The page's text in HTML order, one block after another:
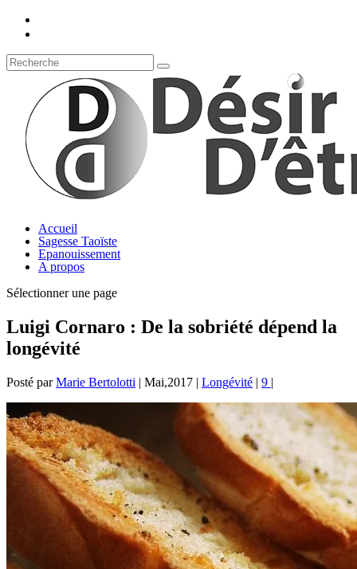
Accueil
Sagesse Taoïste
Epanouissement
A propos
Sélectionner une page
Luigi Cornaro : De la sobriété dépend la
longévité
Posté parMarie Bertolotti | Mai,2017 | Longévité | 9 |